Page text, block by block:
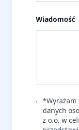
Wiadomość
*Wyrażam
danych
z o.o. w